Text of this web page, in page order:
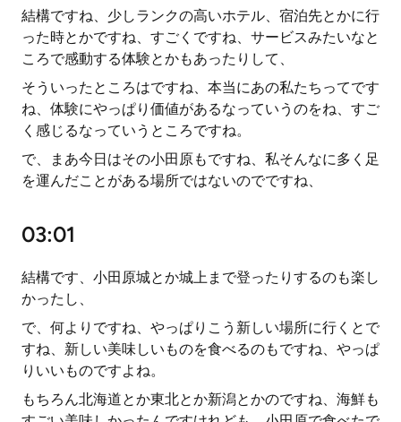
結構ですね、少しランクの高いホテル、宿泊先とかに行
った時とかですね、すごくですね、サービスみたいなと
ころで感動する体験とかもあったりして、
そういったところはですね、本当にあの私たちってです
ね、体験にやっぱり価値があるなっていうのをね、すご
く感じるなっていうところですね。
で、まあ今日はその小田原もですね、私そんなに多く足
を運んだことがある場所ではないのでですね、
03:01
結構です、小田原城とか城上まで登ったりするのも楽し
かったし、
で、何よりですね、やっぱりこう新しい場所に行くとで
すね、新しい美味しいものを食べるのもですね、やっぱ
りいいものですよね。
もちろん北海道とか東北とか新潟とかのですね、海鮮も